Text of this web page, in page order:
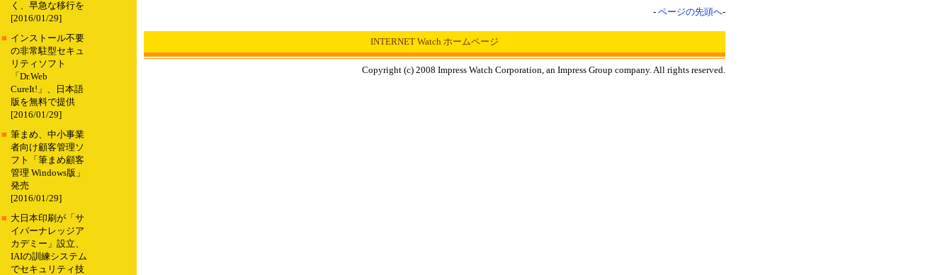
く、早急な移行を
[2016/01/29]
■ インストール不要
の非常駐型セキュ
リティソフト
「Dr.Web
CureIt!」、日本語
版を無料で提供
[2016/01/29]
■ 筆まめ、中小事業
者向け顧客管理ソ
フト「筆まめ顧客
管理 Windows版」
発売
[2016/01/29]
■ 大日本印刷が「サ
イバーナレッジア
カデミー」設立、
IAIの訓練システム
でセキュリティ技
- ページの先頭へ-
INTERNET Watch ホームページ
Copyright (c) 2008 Impress Watch Corporation, an Impress Group company. All rights reserved.